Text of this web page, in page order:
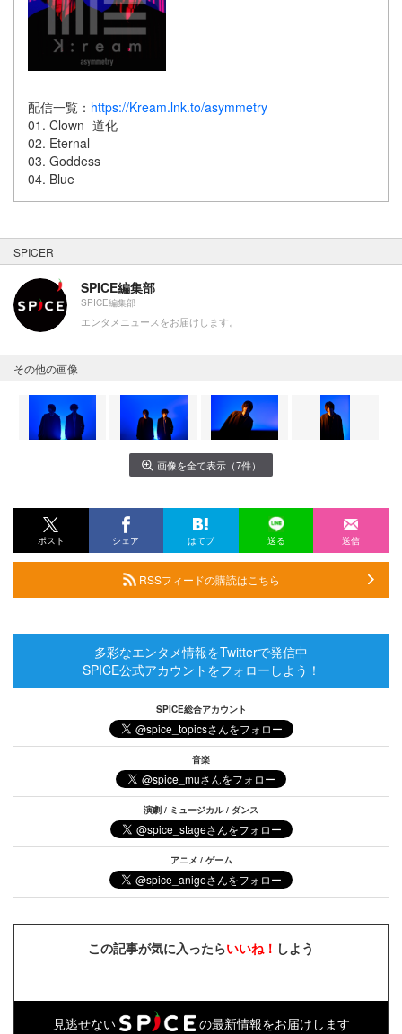
配信一覧： https://Kream.lnk.to/asymmetry
01. Clown -道化-
02. Eternal
03. Goddess
04. Blue
SPICER
SPICE編集部
SPICE編集部
エンタメニュースをお届けします。
その他の画像
画像を全て表示（7件）
ポスト シェア はてブ 送る 送信
RSSフィードの購読はこちら
多彩なエンタメ情報をTwitterで発信中
SPICE公式アカウントをフォローしよう！
SPICE総合アカウント
音楽
演劇 / ミュージカル / ダンス
アニメ / ゲーム
この記事が気に入ったらいいね！ しよう
見逃せない の最新情報をお届けします